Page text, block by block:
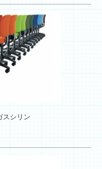
スシリン